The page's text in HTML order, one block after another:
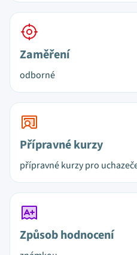
Zaměření
odborné
Přípravné kurzy
přípravné kurzy pro
Způsob hodnocení